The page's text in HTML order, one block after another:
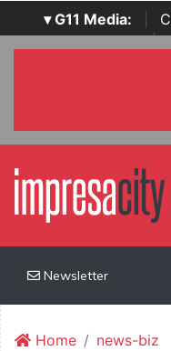
▾ G11 Media:
SecurityOpenLab |
Newsletter
Home
news-biz